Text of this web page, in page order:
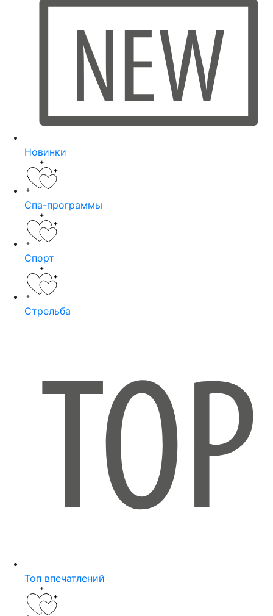
Новинки
Спа-программы
Спорт
Стрельба
Топ впечатлений